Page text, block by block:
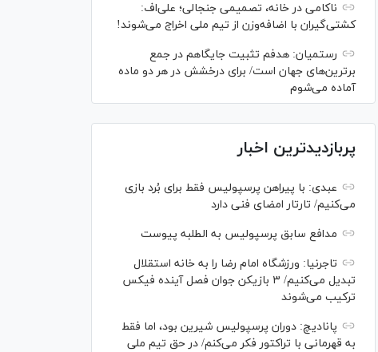
ناکامی در خانه، تصمیمی جنجالی؛ علی‌اف:
کشتی‌گیران با اضافه‌وزن از تیم ملی اخراج می‌شوند!
رستمیان: هدفم تثبیت جایگاهم در جمع
برترین‌های جهان است/ برای درخشش در هر دو ماده
آماده می‌شوم
پربازدیدترین اخبار
عبدی: با پیراهن پرسپولیس فقط برای بُرد بازی
می‌کنیم/ تارتار امضای فنی دارد
مدافع سابق پرسپولیس به الطلبه پیوست
تاجرنیا: ورزشگاه امام رضا را به خانه استقلال
تبدیل می‌کنیم/ ۳ بازیکن جوان فصل آینده فیکس
ترکیب می‌شوند
پانادیچ: دوران پرسپولیس شیرین بود، اما فقط
به قهرمانی با تراکتور فکر می‌کنم/ در حق تیم ملی